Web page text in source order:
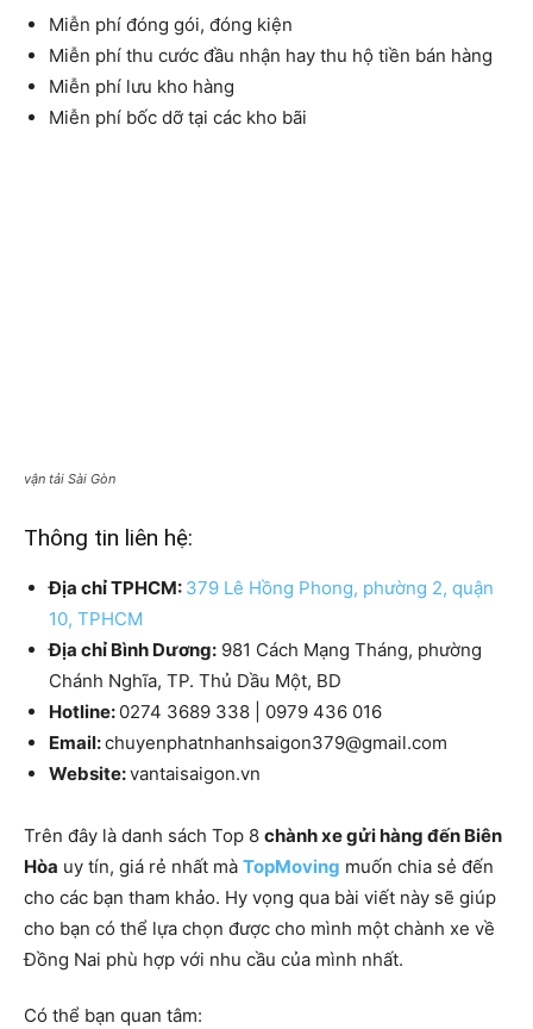
Miễn phí đóng gói, đóng kiện
Miễn phí thu cước đầu nhận hay thu hộ tiền bán hàng
Miễn phí lưu kho hàng
Miễn phí bốc dỡ tại các kho bãi
vận tải Sài Gòn
Thông tin liên hệ:
Địa chỉ TPHCM: 379 Lê Hồng Phong, phường 2, quận
10, TPHCM
Địa chỉ Bình Dương: 981 Cách Mạng Tháng, phường
Chánh Nghĩa, TP. Thủ Dầu Một, BD
Hotline: 0274 3689 338 | 0979 436 016
Email:chuyenphatnhanhsaigon379@gmail.com
Website:vantaisaigon.vn
Trên đây là danh sách Top 8 chành xe gửi hàng đến Biên
Hòa uy tín, giá rẻ nhất mà TopMoving muốn chia sẻ đến
cho các bạn tham khảo. Hy vọng qua bài viết này sẽ giúp
cho bạn có thể lựa chọn được cho mình một chành xe về
Đồng Nai phù hợp với nhu cầu của mình nhất.
Có thể bạn quan tâm: